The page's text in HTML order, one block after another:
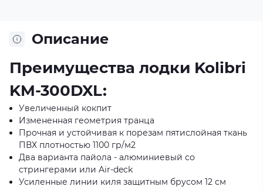
Описание
Преимущества лодки Kolibri
KM-300DXL:
Увеличенный кокпит
Измененная геометрия транца
Прочная и устойчивая к порезам пятислойная ткань
ПВХ плотностью 1100 гр/м2
Два варианта пайола - алюминиевый со
стрингерами или Air-deck
Усиленные линии киля защитным брусом 12 см